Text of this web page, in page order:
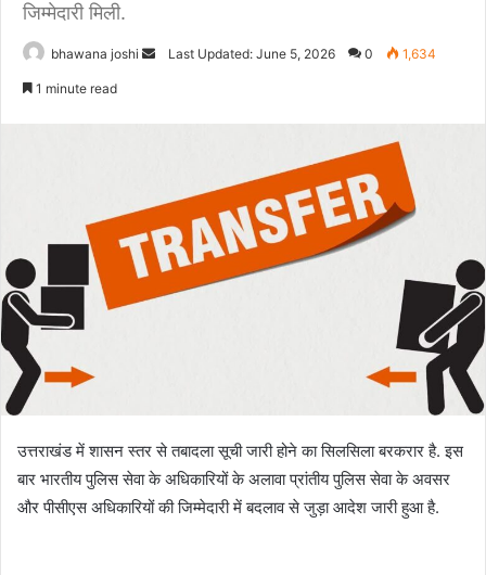
जिम्मेदारी मिली.
bhawana joshi
SendLast Updated: June 5, 2026 0 1,634
1 minute read
उत्तराखंड में शासन स्तर से तबादला सूची जारी होने का सिलसिला बरकरार है. इस
बार भारतीय पुलिस सेवा के अधिकारियों के अलावा प्रांतीय पुलिस सेवा के अवसर
और पीसीएस अधिकारियों की जिम्मेदारी में बदलाव से जुड़ा आदेश जारी हुआ है.